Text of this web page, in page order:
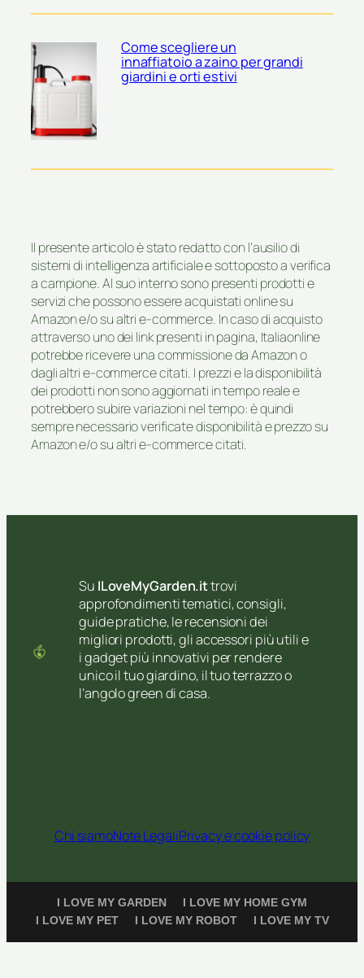
Come scegliere un
innaffiatoio a zaino per grandi
giardini e orti estivi
Il presente articolo è stato redatto con l’ausilio di
sistemi di intelligenza artificiale e sottoposto a verifica
a campione. Al suo interno sono presenti prodotti e
servizi che possono essere acquistati online su
Amazon e/o su altri e-commerce. In caso di acquisto
attraverso uno dei link presenti in pagina, Italiaonline
potrebbe ricevere una commissione da Amazon o
dagli altri e-commerce citati. I prezzi e la disponibilità
dei prodotti non sono aggiornati in tempo reale e
potrebbero subire variazioni nel tempo: è quindi
sempre necessario verificate disponibilità e prezzo su
Amazon e/o su altri e-commerce citati.
Su ILoveMyGarden.ittrovi
approfondimenti tematici, consigli,
guide pratiche, le recensioni dei
migliori prodotti, gli accessori più utili e
i gadget più innovativi per rendere
unico il tuo giardino, il tuo terrazzo o
l’angolo green di casa.
Chi siamoNote LegaliPrivacy e cookie policy
I LOVE MY GARDEN
I LOVE MY HOME GYM
I LOVE MY PET
I LOVE MY ROBOT I LOVE MY TV